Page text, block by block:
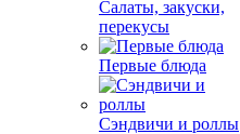
Салаты, закуски,
перекусы
Первые блюда
Сэндвичи и роллы